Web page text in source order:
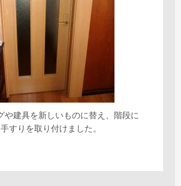
や建具を新しいものに替え、階段に
すりを取り付けました。